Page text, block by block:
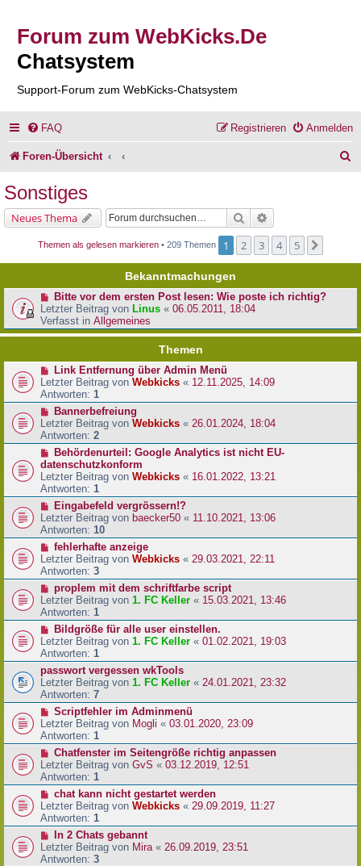
Forum zum WebKicks.De
Chatsystem
Support-Forum zum WebKicks-Chatsystem
FAQ Anmelden
Registrieren
Foren-Übersicht
Sonstiges
Neues Thema Suche
Themen als gelesen markieren • 209 Themen 1 2 3 4 5
Bekanntmachungen
Bitte vor dem ersten Post lesen: Wie poste ich richtig?
Letzter Beitrag von Linus « 06.05.2011, 18:04
Verfasst in Allgemeines
Themen
Link Entfernung über Admin Menü
Letzter Beitrag von Webkicks « 12.11.2025, 14:09
Antworten: 1
Bannerbefreiung
Letzter Beitrag von Webkicks « 26.01.2024, 18:04
Antworten: 2
Behördenurteil: Google Analytics ist nicht EU-
datenschutzkonform
Letzter Beitrag von Webkicks « 16.01.2022, 13:21
Antworten: 1
Eingabefeld vergrössern!?
Letzter Beitrag von baecker50 « 11.10.2021, 13:06
Antworten: 10
fehlerhafte anzeige
Letzter Beitrag von Webkicks « 29.03.2021, 22:11
Antworten: 3
proplem mit dem schriftfarbe script
Letzter Beitrag von 1. FC Keller « 15.03.2021, 13:46
Antworten: 1
Bildgröße für alle user einstellen.
Letzter Beitrag von 1. FC Keller « 01.02.2021, 19:03
Antworten: 1
passwort vergessen wkTools
Letzter Beitrag von 1. FC Keller « 24.01.2021, 23:32
Antworten: 7
Scriptfehler im Adminmenü
Letzter Beitrag von Mogli « 03.01.2020, 23:09
Antworten: 1
Chatfenster im Seitengröße richtig anpassen
Letzter Beitrag von GvS « 03.12.2019, 12:51
Antworten: 1
chat kann nicht gestartet werden
Letzter Beitrag von Webkicks « 29.09.2019, 11:27
Antworten: 1
In 2 Chats gebannt
Letzter Beitrag von Mira « 26.09.2019, 23:51
Antworten: 3